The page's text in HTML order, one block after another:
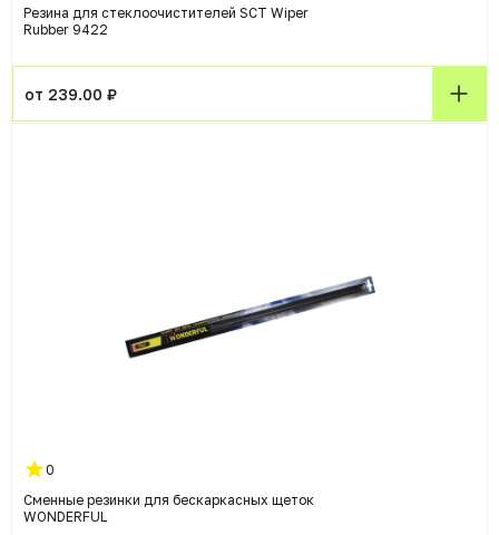
Резина для стеклоочистителей SCT Wiper
Rubber 9422
от 239.00 ₽
0
Сменные резинки для бескаркасных щеток
WONDERFUL